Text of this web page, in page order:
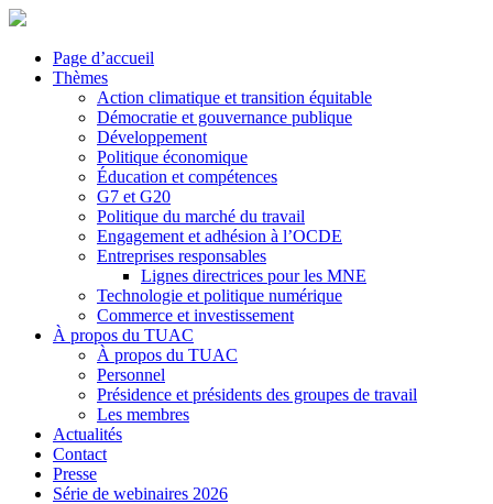
Page d’accueil
Thèmes
Action climatique et transition équitable
Démocratie et gouvernance publique
Développement
Politique économique
Éducation et compétences
G7 et G20
Politique du marché du travail
Engagement et adhésion à l’OCDE
Entreprises responsables
Lignes directrices pour les MNE
Technologie et politique numérique
Commerce et investissement
À propos du TUAC
À propos du TUAC
Personnel
Présidence et présidents des groupes de travail
Les membres
Actualités
Contact
Presse
Série de webinaires 2026